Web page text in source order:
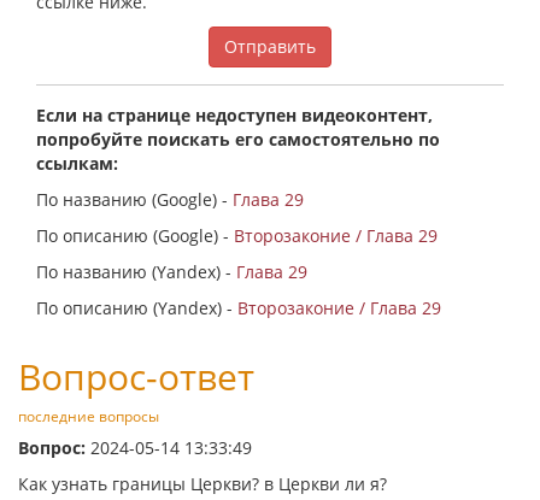
Отправить
Если на странице недоступен видеоконтент,
попробуйте поискать его самостоятельно по
ссылкам:
По названию (Google) - Глава 29
По описанию (Google) - Второзаконие / Глава 29
По названию (Yandex) - Глава 29
По описанию (Yandex) - Второзаконие / Глава 29
Вопрос-ответ
последние вопросы
Вопрос: 2024-05-14 13:33:49
Как узнать границы Церкви? в Церкви ли я?